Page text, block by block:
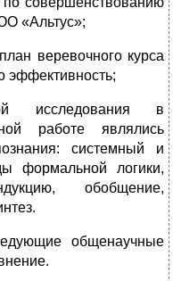
«Альтус»;
веревочного курса
эффективность;
исследования в
работе являлись
системный и
формальной логики,
обобщение,
общенаучные